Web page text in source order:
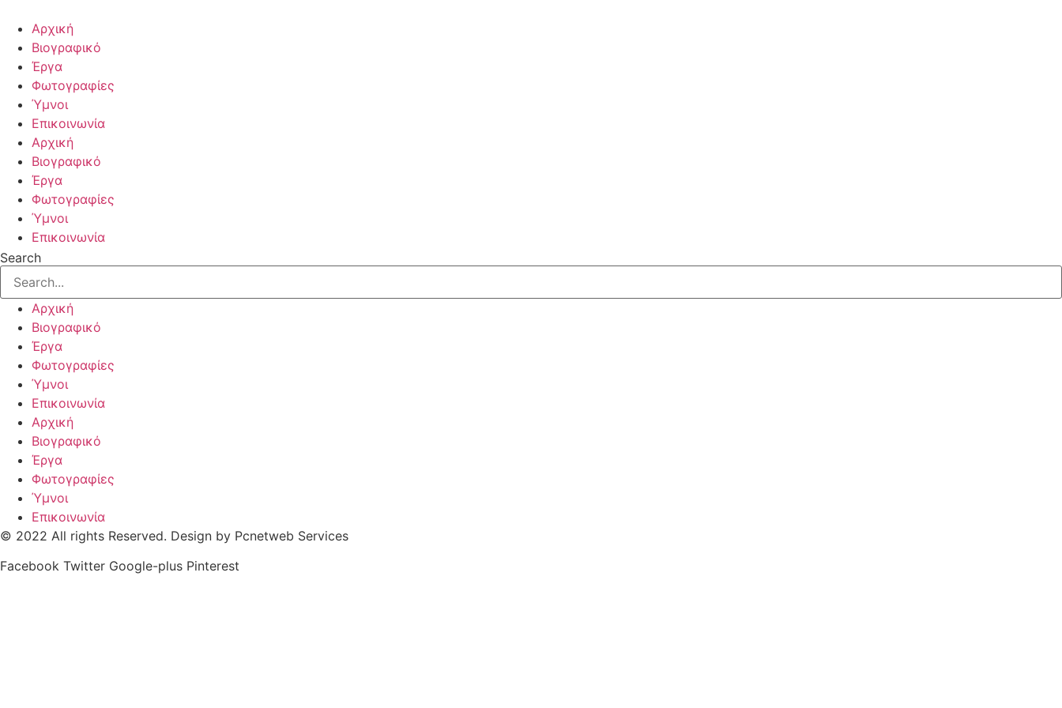
content
Αρχική
Βιογραφικό
Έργα
Φωτογραφίες
Ύμνοι
Επικοινωνία
Αρχική
Βιογραφικό
Έργα
Φωτογραφίες
Ύμνοι
Επικοινωνία
Search
Αρχική
Βιογραφικό
Έργα
Φωτογραφίες
Ύμνοι
Επικοινωνία
Αρχική
Βιογραφικό
Έργα
Φωτογραφίες
Ύμνοι
Επικοινωνία
© 2022 All rights Reserved. Design by Pcnetweb Services
Facebook Twitter Google-plus Pinterest